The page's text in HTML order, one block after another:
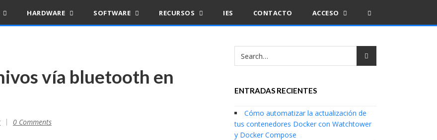
HARDWARE SOFTWARE RECURSOS IES CONTACTO ACCESO
vía bluetooth en
0 Comments
ENTRADAS RECIENTES
Cómo automatizar la actualización de
tus contenedores Docker con Watchtower
y Docker Compose